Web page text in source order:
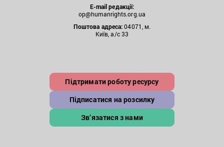
E-mail редакції:
op@humanrights.org.ua
Поштова адреса:04071, м.
Київ, а/с 33
Підтримати роботу ресурсу
Підписатися на розсилку
Зв’язатися з нами